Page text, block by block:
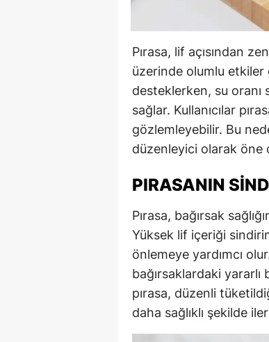
Pırasa, lif açısından
üzerinde olumlu etkiler
desteklerken, su oranı
sağlar. Kullanıcılar
gözlemleyebilir. Bu
düzenleyici olarak öne
PIRASANIN
Pırasa, bağırsak
Yüksek lif içeriği
önlemeye yardımcı
bağırsaklardaki
pırasa, düzenli
daha sağlıklı şekilde